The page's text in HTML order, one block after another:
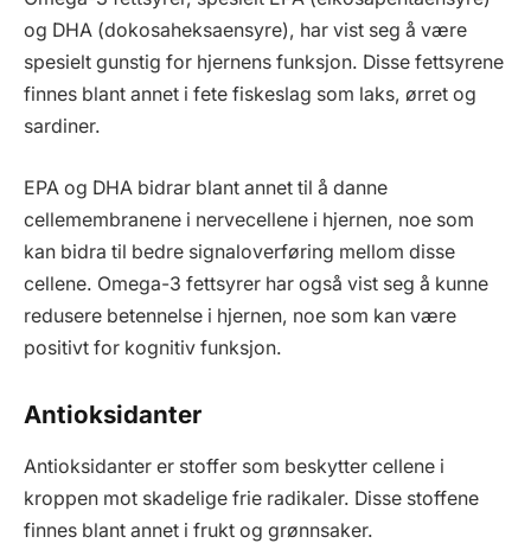
og DHA (dokosaheksaensyre), har vist seg å være
spesielt gunstig for hjernens funksjon. Disse fettsyrene
finnes blant annet i fete fiskeslag som laks, ørret og
sardiner.
EPA og DHA bidrar blant annet til å danne
cellemembranene i nervecellene i hjernen, noe som
kan bidra til bedre signaloverføring mellom disse
cellene. Omega-3 fettsyrer har også vist seg å kunne
redusere betennelse i hjernen, noe som kan være
positivt for kognitiv funksjon.
Antioksidanter
Antioksidanter er stoffer som beskytter cellene i
kroppen mot skadelige frie radikaler. Disse stoffene
finnes blant annet i frukt og grønnsaker.